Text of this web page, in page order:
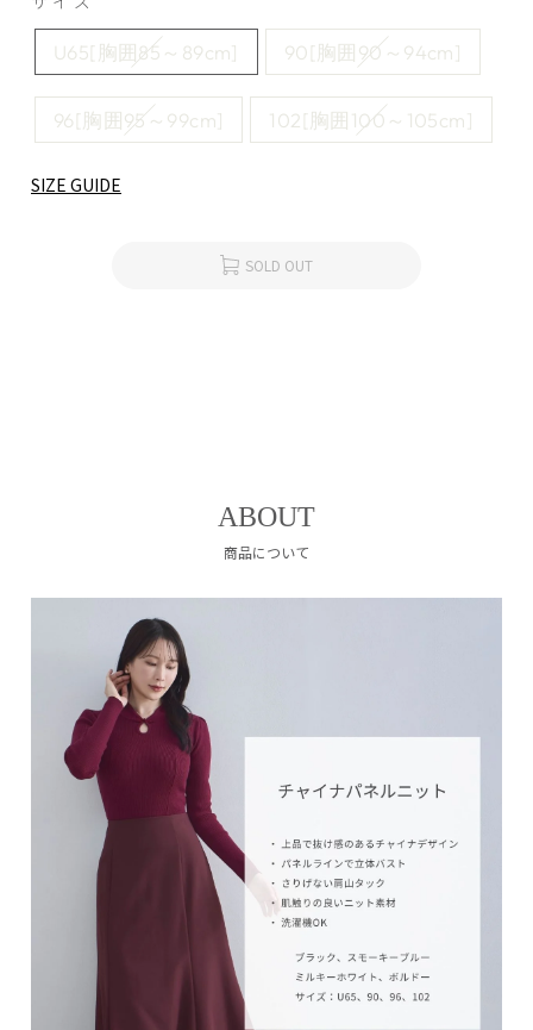
U65[胸囲85～89cm] 90[胸囲90～94cm]
96[胸囲95～99cm] 102[胸囲100～105cm]
SIZE GUIDE
SOLD OUT
ABOUT
商品について